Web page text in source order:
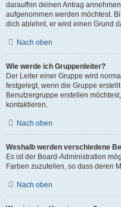
daraufhin deinen Antrag
aufgenommen werden möchtest.
dich ablehnt, er wird einen Grund
Nach oben
Wie werde ich Gruppenleiter?
Der Leiter einer Gruppe wird
festgelegt, wenn die Gruppe
Benutzergruppe erstellen
kontaktieren.
Nach oben
Weshalb werden verschiedene
Es ist der Board-Administration
Farben zuzuteilen, so dass deren
Nach oben